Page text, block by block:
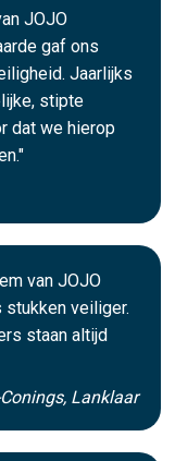
JOJO
gaf ons
Jaarlijks
stipte
dat we hierop
van JOJO
veiliger.
staan altijd
Lanklaar